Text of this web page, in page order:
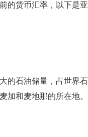
货币汇率，以下是
石油储量，占世界
加和麦地那的所在地。